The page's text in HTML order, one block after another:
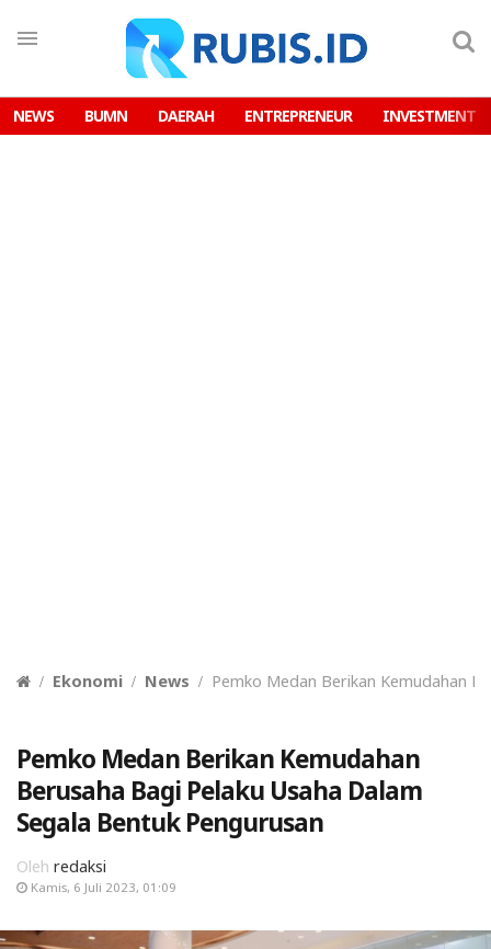
NEWS BUMN DAERAH ENTREPRENEUR INVESTMENT
Ekonomi News Pemko Medan Berikan Kemudahan
Pemko Medan Berikan Kemudahan
Berusaha Bagi Pelaku Usaha Dalam
Segala Bentuk Pengurusan
Oleh redaksi
Kamis, 6 Juli 2023, 01:09